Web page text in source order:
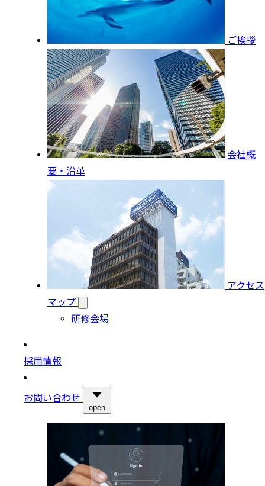
ご挨拶
会社概
要・沿革
アクセス
マップ
研修会場
採用情報
お問い合わせ
open